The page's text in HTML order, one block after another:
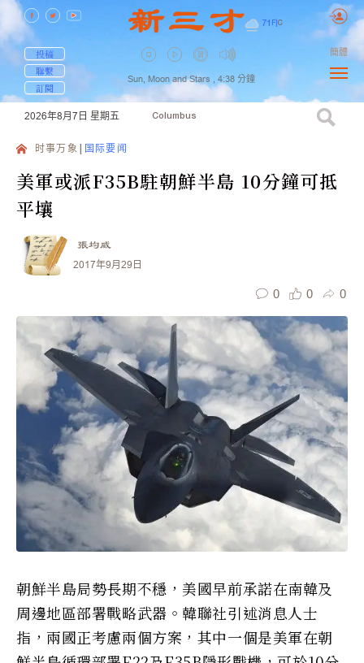
71 F| C
投稿
聯繫
訂閱
Sun, Moon and Stars , 4:38 分鐘
簡體
2026年8月7日 星期五 Columbus
时事万象 国际要闻
美軍或派F35B駐朝鮮半島 10分鐘可抵
平壤
張均威
2017年9月29日
0 0 0
朝鮮半島局勢長期不穩，美國早前承諾在南韓及
周邊地區部署戰略武器。韓聯社引述消息人士
指，兩國正考慮兩個方案，其中一個是美軍在朝